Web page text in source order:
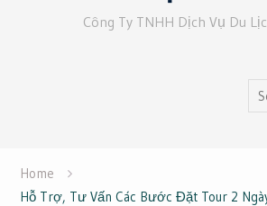
Công Ty TNHH Dịch Vụ Du
Home
Hỗ Trợ, Tư Vấn Các Bước Đặt Tour 2